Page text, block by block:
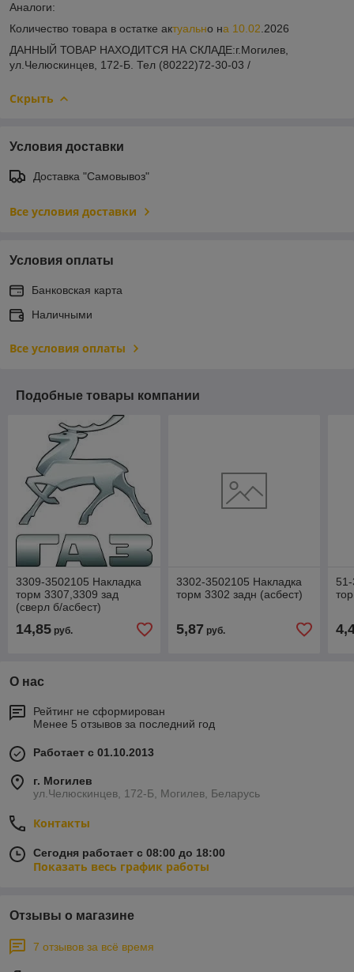
Аналоги:
Количество товара в остатке актуально на 10.02 .2026
ДАННЫЙ ТОВАР НАХОДИТСЯ НА СКЛАДE:г.Могилев,
ул.Челюскинцев, 172-Б. Тел (80222)72-30-03 /
Скрыть
Условия доставки
Доставка "Самовывоз"
Все условия доставки
Условия оплаты
Банковская карта
Наличными
Все условия оплаты
Подобные товары компании
3309-3502105 Накладка
торм 3307,3309 зад
(сверл б/асбест)
14,85 руб.
3302-3502105 Накладка
торм 3302 задн (асбест)
5,87 руб.
О нас
Рейтинг не сформирован
Менее 5 отзывов за последний год
Работает с 01.10.2013
г. Могилев
ул.Челюскинцев, 172-Б, Могилев, Беларусь
Контакты
Сегодня работает с 08:00 до 18:00
Показать весь график работы
Отзывы о магазине
7 отзывов за всё время